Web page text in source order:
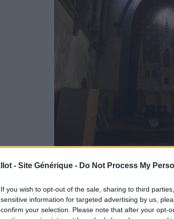
Ilot - Site Générique - Do Not Process My
If you wish to opt-out of the sale, sharing to third
sensitive information for targeted advertising by us,
confirm your selection. Please note that after your opt-
Pour la troupe, cet espace est
de travail.
En contrepartie de cet espace mis
Compagnie du Bergera souhaité se